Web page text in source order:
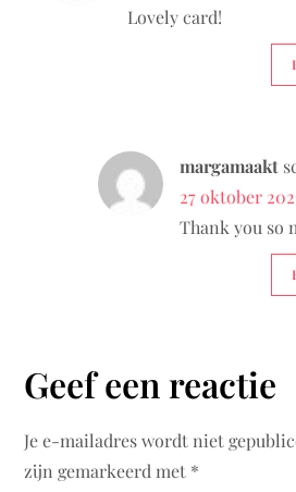
Lovely card!
margamaakt
27 oktober
Thank you so
Geef een reactie
Je e-mailadres wordt niet
zijn gemarkeerd met *